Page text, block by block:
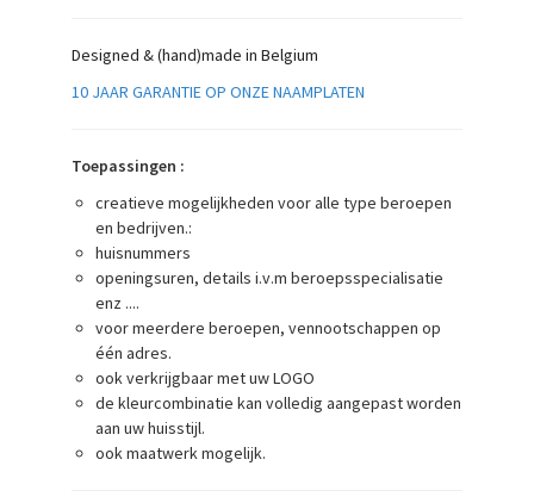
Designed & (hand)made in Belgium
10 JAAR GARANTIE OP ONZE NAAMPLATEN
Toepassingen :
creatieve mogelijkheden voor alle type beroepen
en bedrijven.:
huisnummers
openingsuren, details i.v.m beroepsspecialisatie
enz ....
voor meerdere beroepen, vennootschappen op
één adres.
ook verkrijgbaar met uw LOGO
de kleurcombinatie kan volledig aangepast worden
aan uw huisstijl.
ook maatwerk mogelijk.